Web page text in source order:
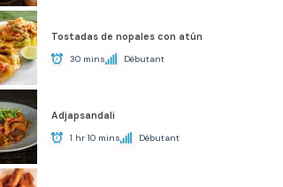
Tostadas de nopales con atún
30 mins Débutant
Adjapsandali
1 hr 10 mins Débutant